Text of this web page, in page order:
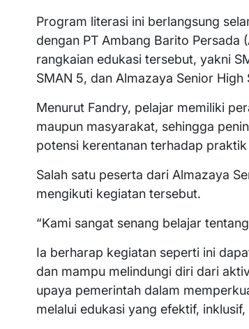
Program literasi ini berlangsung
dengan PT Ambang Barito Persada
rangkaian edukasi tersebut, yakni
SMAN 5, dan Almazaya Senior High
Menurut Fandry, pelajar memiliki
maupun masyarakat, sehingga
potensi kerentanan terhadap
Salah satu peserta dari Almazaya
mengikuti kegiatan tersebut.
“Kami sangat senang belajar
Ia berharap kegiatan seperti ini
dan mampu melindungi diri dari
upaya pemerintah dalam
melalui edukasi yang efektif,